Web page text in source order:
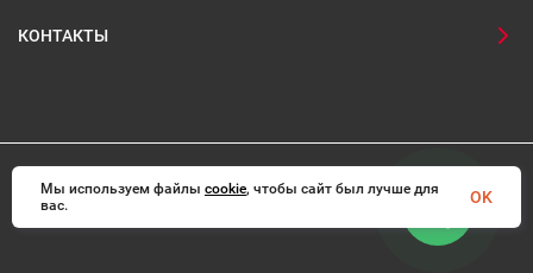
КОНТАКТЫ
© 2008-2026 Interadoors.ru Все права защищены
Мы используем файлы cookie, чтобы сайт был лучше для
вас.
OK